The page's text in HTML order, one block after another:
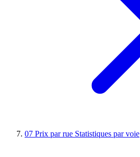
07 Prix par rue Statistiques par voie